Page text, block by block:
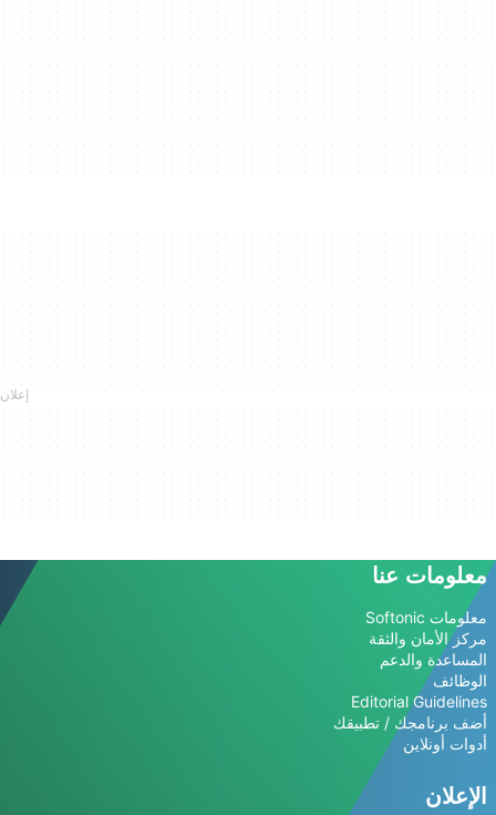
معلومات عنا
معلومات Softonic
مركز الأمان والثقة
المساعدة والدعم
الوظائف
Editorial Guidelines
أضف برنامجك / تطبيقك
أدوات أونلاين
الإعلان